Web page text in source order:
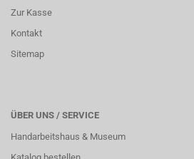
Zur Kasse
Kontakt
Sitemap
ÜBER UNS / SERVICE
Handarbeitshaus & Museum